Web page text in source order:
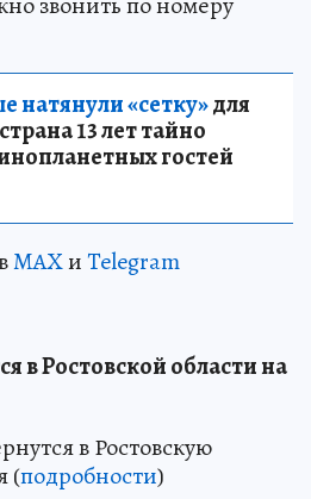
натянули «сетку»для
13 лет тайно
гостей
MAXиTelegram
в Ростовской области на
в Ростовскую
(подробности)